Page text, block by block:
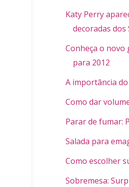
Katy Perry
decoradas dos
Conheça o novo
para 2012
A importância
Como dar
Parar de fumar:
Salada para
Como escolher
Sobremesa: